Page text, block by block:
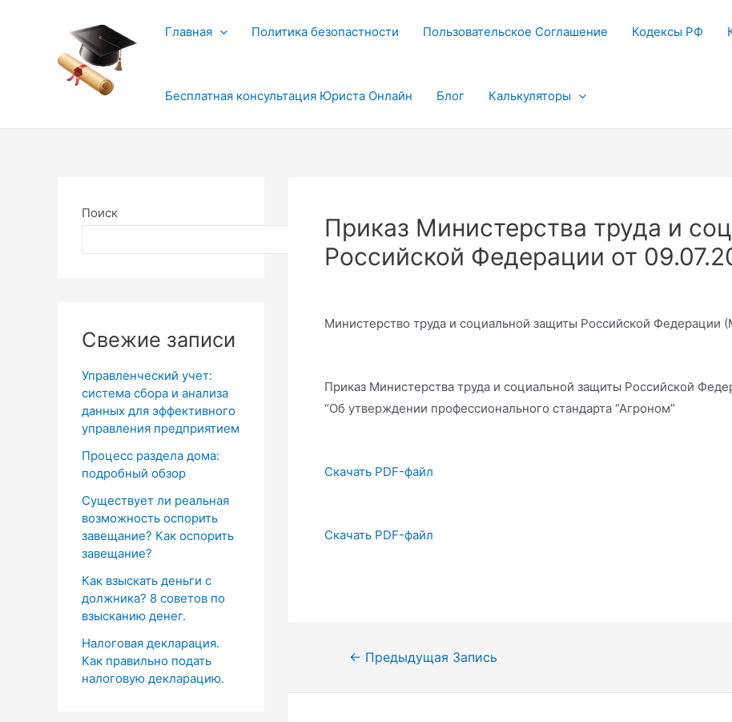
содержимому
Главная Политика безопастности Пользовательское Соглашение Кодексы РФ
Бесплатная консультация Юриста Онлайн Блог Калькуляторы
Поиск
Поиск
Свежие записи
Управленческий учет:
система сбора и анализа
данных для эффективного
управления предприятием
Процесс раздела дома:
подробный обзор
Существует ли реальная
возможность оспорить
завещание? Как оспорить
завещание?
Как взыскать деньги с
должника? 8 советов по
взысканию денег.
Налоговая декларация.
Как правильно подать
налоговую декларацию.
Приказ Министерства труда и
Российской Федерации от
Министерство труда и социальной защиты Российской Федерации
Приказ Министерства труда и социальной защиты Российской
“Об утверждении профессионального стандарта “Агроном”
Скачать PDF-файл
Скачать PDF-файл
Навигация
← Предыдущая Запись